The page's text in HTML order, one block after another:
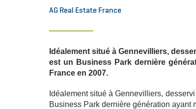
AG Real Estate France
Idéalement situé à Gennevilliers,
est un Business Park dernière
France en 2007.
Idéalement situé à Gennevilliers,
Business Park dernière génération ayant